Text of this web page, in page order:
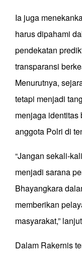
Ia juga
harus dipahami
pendekatan
transparansi
Menurutnya,
tetapi menjadi
menjaga identitas
anggota Polri di
“Jangan sekali-
menjadi sarana
Bhayangkara
memberikan
masyarakat,”
Dalam Rakernis